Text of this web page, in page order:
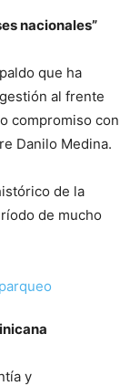
nacionales”
que ha
al frente
compromiso con
Danilo Medina.
de la
de mucho
y